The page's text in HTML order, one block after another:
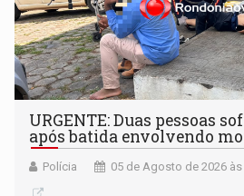
URGENTE: Duas pessoas
após batida envolvendo
Polícia 05 de Agosto de 2026 às